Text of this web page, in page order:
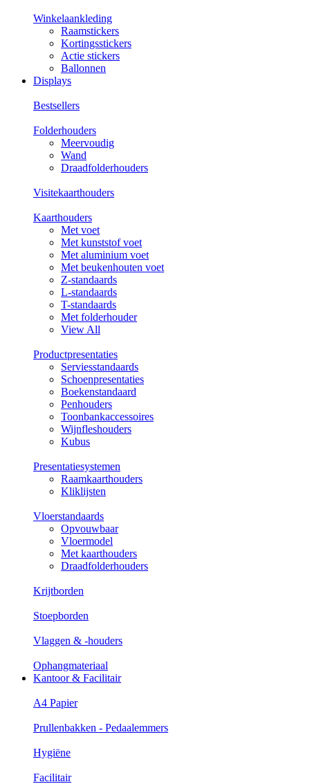
Winkelaankleding
Raamstickers
Kortingsstickers
Actie stickers
Ballonnen
Displays
Bestsellers
Folderhouders
Meervoudig
Wand
Draadfolderhouders
Visitekaarthouders
Kaarthouders
Met voet
Met kunststof voet
Met aluminium voet
Met beukenhouten voet
Z-standaards
L-standaards
T-standaards
Met folderhouder
View All
Productpresentaties
Serviesstandaards
Schoenpresentaties
Boekenstandaard
Penhouders
Toonbankaccessoires
Wijnfleshouders
Kubus
Presentatiesystemen
Raamkaarthouders
Kliklijsten
Vloerstandaards
Opvouwbaar
Vloermodel
Met kaarthouders
Draadfolderhouders
Krijtborden
Stoepborden
Vlaggen & -houders
Ophangmateriaal
Kantoor & Facilitair
A4 Papier
Prullenbakken - Pedaalemmers
Hygiëne
Facilitair